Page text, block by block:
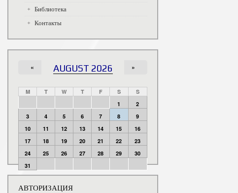
Библиотека
Контакты
AUGUST 2026
« »
M T W T F S
S
1
2
3
4 5 6 7 8
9
10
11 12 13 14 15
16
17
18 19 20 21 22
23
24
25 26 27 28 29
30
31
АВТОРИЗАЦИЯ